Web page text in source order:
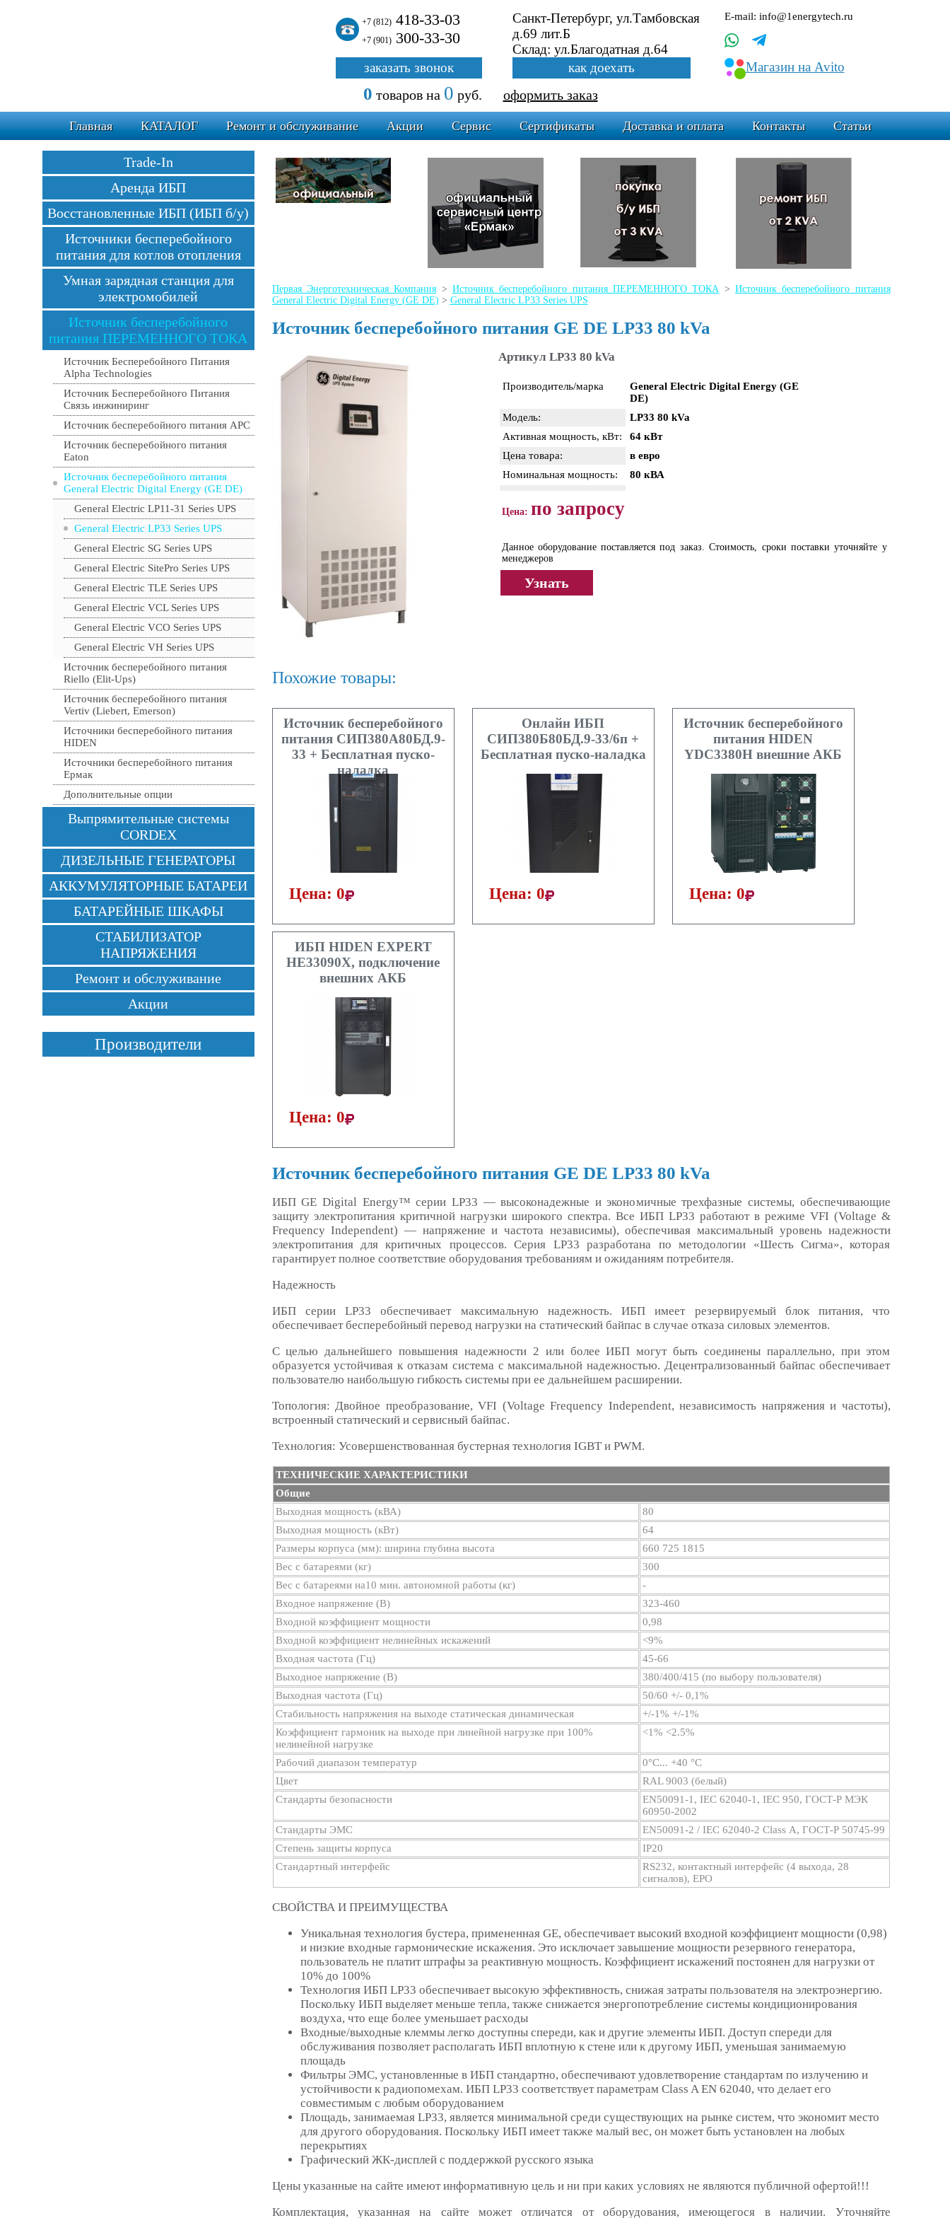
+7 (812)418-33-03
+7 (901)300-33-30
Санкт-Петербург, ул.Тамбовская
д.69 лит.Б
Склад: ул.Благодатная д.64
E-mail: info@1energytech.ru
Магазин на Avito
заказать звонок как доехать
0 товаровна 0 руб. оформить заказ
Главная КАТАЛОГ Ремонт и обслуживание Акции Сервис Сертификаты Доставка и оплата Контакты Статьи
Первая Энерготехническая Компания > Источник бесперебойного питания ПЕРЕМЕННОГО ТОКА > Источник бесперебойного питания
General Electric Digital Energy (GE DE) > General Electric LP33 Series UPS
Источник бесперебойного питания GE DE LP33 80 kVa
Артикул LP33 80 kVa
Производитель/марка
General Electric Digital Energy (GE
DE)
Модель:
LP33 80 kVa
Активная мощность, кВт:
64 кВт
Цена товара:
в евро
Номинальная мощность:
80 кВА
Цена: по запросу
Данное оборудование поставляется под заказ. Стоимость, сроки поставки уточняйте у
менеджеров
Узнать
Похожие товары:
Источник бесперебойного
питания СИП380А80БД.9-
33 + Бесплатная пуско-
наладка
Цена: 0
Онлайн ИБП
СИП380Б80БД.9-33/6п +
Бесплатная пуско-наладка
Цена: 0
Источник бесперебойного
питания HIDEN
YDC3380H внешние АКБ
Цена: 0
ИБП HIDEN EXPERT
HE33090X, подключение
внешних АКБ
Цена: 0
Источник бесперебойного питания GE DE LP33 80 kVa
ИБП GE Digital Energy™ серии LP33 — высоконадежные и экономичные трехфазные системы, обеспечивающие
защиту электропитания критичной нагрузки широкого спектра. Все ИБП LP33 работают в режиме VFI (Voltage &
Frequency Independent) — напряжение и частота независимы), обеспечивая максимальный уровень надежности
электропитания для критичных процессов. Серия LP33 разработана по методологии «Шесть Сигма», которая
гарантирует полное соответствие оборудования требованиям и ожиданиям потребителя.
Надежность
ИБП серии LP33 обеспечивает максимальную надежность. ИБП имеет резервируемый блок питания, что
обеспечивает бесперебойный перевод нагрузки на статический байпас в случае отказа силовых элементов.
С целью дальнейшего повышения надежности 2 или более ИБП могут быть соединены параллельно, при этом
образуется устойчивая к отказам система с максимальной надежностью. Децентрализованный байпас обеспечивает
пользователю наибольшую гибкость системы при ее дальнейшем расширении.
Топология: Двойное преобразование, VFI (Voltage Frequency Independent, независимость напряжения и частоты),
встроенный статический и сервисный байпас.
Технология: Усовершенствованная бустерная технология IGBT и PWM.
ТЕХНИЧЕСКИЕ ХАРАКТЕРИСТИКИ
Общие
Выходная мощность (кВА)
80
Выходная мощность (кВт)
64
Размеры корпуса (мм): ширина глубина высота
660 725 1815
Вес с батареями (кг)
300
Вес с батареями на10 мин. автономной работы (кг)
-
Входное напряжение (В)
323-460
Входной коэффициент мощности
0,98
Входной коэффициент нелинейных искажений
<9%
Входная частота (Гц)
45-66
Выходное напряжение (В)
380/400/415 (по выбору пользователя)
Выходная частота (Гц)
50/60 +/- 0,1%
Стабильность напряжения на выходе статическая динамическая
+/-1% +/-1%
Коэффициент гармоник на выходе при линейной нагрузке при 100%
нелинейной нагрузке
<1% <2.5%
Рабочий диапазон температур
0°С... +40 °С
Цвет
RAL 9003 (белый)
Стандарты безопасности
EN50091-1, IEC 62040-1, IEC 950, ГОСТ-Р МЭК
60950-2002
Стандарты ЭМС
EN50091-2 / IEC 62040-2 Class А, ГОСТ-Р 50745-99
Степень защиты корпуса
IP20
Стандартный интерфейс
RS232, контактный интерфейс (4 выхода, 28
сигналов), ЕРО
СВОЙСТВА И ПРЕИМУЩЕСТВА
Уникальная технология бустера, примененная GE, обеспечивает высокий входной коэффициент мощности (0,98)
и низкие входные гармонические искажения. Это исключает завышение мощности резервного генератора,
пользователь не платит штрафы за реактивную мощность. Коэффициент искажений постоянен для нагрузки от
10% до 100%
Технология ИБП LP33 обеспечивает высокую эффективность, снижая затраты пользователя на электроэнергию.
Поскольку ИБП выделяет меньше тепла, также снижается энергопотребление системы кондиционирования
воздуха, что еще более уменьшает расходы
Входные/выходные клеммы легко доступны спереди, как и другие элементы ИБП. Доступ спереди для
обслуживания позволяет располагать ИБП вплотную к стене или к другому ИБП, уменьшая занимаемую
площадь
Фильтры ЭМС, установленные в ИБП стандартно, обеспечивают удовлетворение стандартам по излучению и
устойчивости к радиопомехам. ИБП LP33 соответствует параметрам Class A EN 62040, что делает его
совместимым с любым оборудованием
Площадь, занимаемая LP33, является минимальной среди существующих на рынке систем, что экономит место
для другого оборудования. Поскольку ИБП имеет также малый вес, он может быть установлен на любых
перекрытиях
Графический ЖК-дисплей с поддержкой русского языка
Цены указанные на сайте имеют информативную цель и ни при каких условиях не являются публичной офертой!!!
Комплектация, указанная на сайте может отличатся от оборудования, имеющегося в наличии. Уточняйте
Trade-In
Аренда ИБП
Восстановленные ИБП (ИБП б/у)
Источники бесперебойного
питания для котлов отопления
Умная зарядная станция для
электромобилей
Источник бесперебойного
питания ПЕРЕМЕННОГО ТОКА
Источник Бесперебойного Питания
Alpha Technologies
Источник Бесперебойного Питания
Связь инжиниринг
Источник бесперебойного питания APC
Источник бесперебойного питания
Eaton
Источник бесперебойного питания
General Electric Digital Energy (GE DE)
General Electric LP11-31 Series UPS
General Electric LP33 Series UPS
General Electric SG Series UPS
General Electric SitePro Series UPS
General Electric TLE Series UPS
General Electric VCL Series UPS
General Electric VCO Series UPS
General Electric VH Series UPS
Источник бесперебойного питания
Riello (Elit-Ups)
Источник бесперебойного питания
Vertiv (Liebert, Emerson)
Источники бесперебойного питания
HIDEN
Источники бесперебойного питания
Ермак
Дополнительные опции
Выпрямительные системы
CORDEX
ДИЗЕЛЬНЫЕ ГЕНЕРАТОРЫ
АККУМУЛЯТОРНЫЕ БАТАРЕИ
БАТАРЕЙНЫЕ ШКАФЫ
СТАБИЛИЗАТОР
НАПРЯЖЕНИЯ
Ремонт и обслуживание
Акции
Производители